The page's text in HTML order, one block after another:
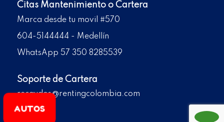
AUTOS
Citas Mantenimiento o Cartera
Marca desde tu movil #570
604-5144444 - Medellín
WhatsApp 57 350 8285539
Soporte de Cartera
recaudos@rentingcolombia.com